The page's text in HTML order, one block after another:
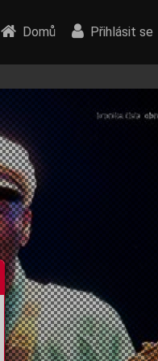
Domů Přihlásit se